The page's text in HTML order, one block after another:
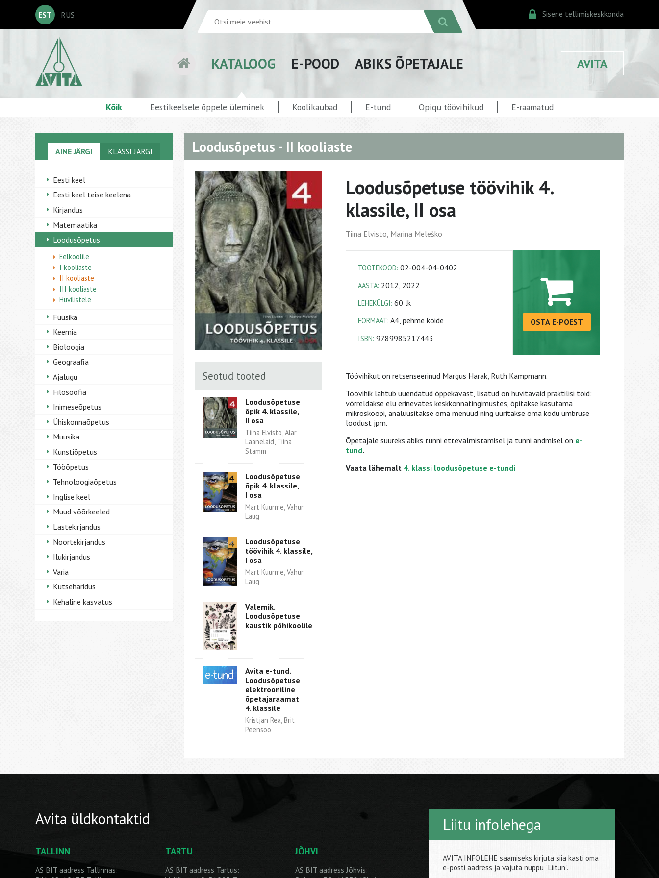
EST RUS Sisene tellimiskeskkonda
KATALOOG E-POOD ABIKS ÕPETAJALE AVITA
Kõik Eestikeelsele õppele üleminek Koolikaubad E-tund Opiqu töövihikud E-raamatud
AINE JÄRGI KLASSI JÄRGI
Eesti keel
Eesti keel teise keelena
Kirjandus
Matemaatika
Loodusõpetus
Eelkoolile
I kooliaste
II kooliaste
III kooliaste
Huvilistele
Füüsika
Keemia
Bioloogia
Geograafia
Ajalugu
Filosoofia
Inimeseõpetus
Ühiskonnaõpetus
Muusika
Kunstiõpetus
Tööõpetus
Tehnoloogiaõpetus
Inglise keel
Muud võõrkeeled
Lastekirjandus
Noortekirjandus
Ilukirjandus
Varia
Kutseharidus
Kehaline kasvatus
Loodusõpetus - II kooliaste
Seotud tooted
Loodusõpetuse
õpik 4. klassile,
II osa
Tiina Elvisto, Alar
Läänelaid, Tiina
Stamm
Loodusõpetuse
õpik 4. klassile,
I osa
Mart Kuurme, Vahur
Laug
Loodusõpetuse
töövihik 4. klassile,
I osa
Mart Kuurme, Vahur
Laug
Valemik.
Loodusõpetuse
kaustik põhikoolile
Avita e-tund.
Loodusõpetuse
elektrooniline
õpetajaraamat
4. klassile
Kristjan Rea, Brit
Peensoo
Loodusõpetuse töövihik 4.
klassile, II osa
Tiina Elvisto, Marina Meleško
TOOTEKOOD: 02-004-04-0402
AASTA: 2012, 2022
LEHEKÜLGI: 60 lk
FORMAAT: A4, pehme köide
ISBN: 9789985217443
OSTA E-POEST
Töövihikut on retsenseerinud Margus Harak, Ruth Kampmann.
Töövihik lähtub uuendatud õppekavast, lisatud on huvitavaid praktilisi töid:
võrreldakse elu erinevates keskkonnatingimustes, õpitakse kasutama
mikroskoopi, analüüsitakse oma menüüd ning uuritakse oma kodu ümbruse
loodust jpm.
Õpetajale suureks abiks tunni ettevalmistamisel ja tunni andmisel on e-
tund.
Vaata lähemalt 4. klassi loodusõpetuse e-tundi
Avita üldkontaktid
TALLINN
AS BIT aadress Tallinnas:
TARTU
AS BIT aadress Tartus:
JÕHVI
AS BIT aadress Jõhvis:
Liitu infolehega
AVITA INFOLEHE saamiseks kirjuta siia kasti oma
e-posti aadress ja vajuta nuppu "Liitun".